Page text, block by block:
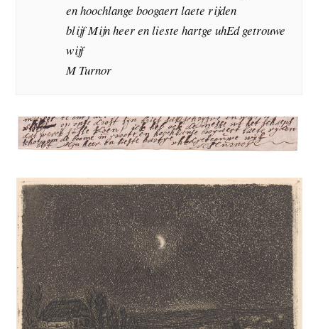
en hoochlange boogaert laete rijden
blijf Mijn heer en lieste hartge uhEd getrouwe
wijf
M Turnor